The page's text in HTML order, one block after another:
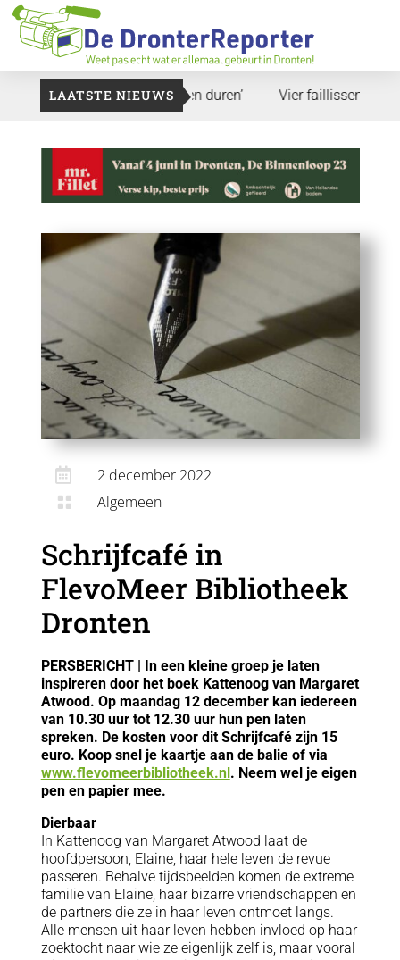
LAATSTE NIEUWS
zal ook nog wel even duren’ Vier faillissementen in
 2 december 2022
 Algemeen
Schrijfcafé in
FlevoMeer Bibliotheek
Dronten
PERSBERICHT | In een kleine groep je laten
inspireren door het boek Kattenoog van Margaret
Atwood. Op maandag 12 december kan iedereen
van 10.30 uur tot 12.30 uur hun pen laten
spreken. De kosten voor dit Schrijfcafé zijn 15
euro. Koop snel je kaartje aan de balie of via
www.flevomeerbibliotheek.nl. Neem wel je eigen
pen en papier mee.
Dierbaar
In Kattenoog van Margaret Atwood laat de
hoofdpersoon, Elaine, haar hele leven de revue
passeren. Behalve tijdsbeelden komen de extreme
familie van Elaine, haar bizarre vriendschappen en
de partners die ze in haar leven ontmoet langs.
Alle mensen uit haar leven hebben invloed op haar
zoektocht naar wie ze eigenlijk zelf is, maar vooral